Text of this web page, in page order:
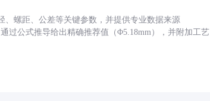
、螺距、公差等关键参数，并提供专业数据来源
过公式推导给出精确推荐值（Φ5.18mm），并附加工艺